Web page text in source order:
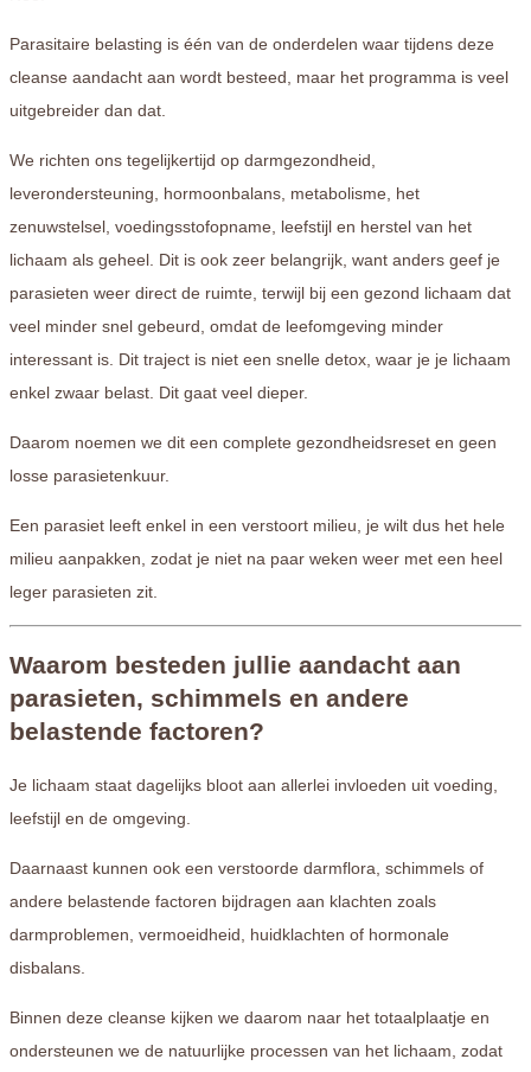
Parasitaire belasting is één van de onderdelen waar tijdens deze
cleanse aandacht aan wordt besteed, maar het programma is veel
uitgebreider dan dat.
We richten ons tegelijkertijd op darmgezondheid,
leverondersteuning, hormoonbalans, metabolisme, het
zenuwstelsel, voedingsstofopname, leefstijl en herstel van het
lichaam als geheel. Dit is ook zeer belangrijk, want anders geef je
parasieten weer direct de ruimte, terwijl bij een gezond lichaam dat
veel minder snel gebeurd, omdat de leefomgeving minder
interessant is. Dit traject is niet een snelle detox, waar je je lichaam
enkel zwaar belast. Dit gaat veel dieper.
Daarom noemen we dit een complete gezondheidsreset en geen
losse parasietenkuur.
Een parasiet leeft enkel in een verstoort milieu, je wilt dus het hele
milieu aanpakken, zodat je niet na paar weken weer met een heel
leger parasieten zit.
Waarom besteden jullie aandacht aan
parasieten, schimmels en andere
belastende factoren?
Je lichaam staat dagelijks bloot aan allerlei invloeden uit voeding,
leefstijl en de omgeving.
Daarnaast kunnen ook een verstoorde darmflora, schimmels of
andere belastende factoren bijdragen aan klachten zoals
darmproblemen, vermoeidheid, huidklachten of hormonale
disbalans.
Binnen deze cleanse kijken we daarom naar het totaalplaatje en
ondersteunen we de natuurlijke processen van het lichaam, zodat